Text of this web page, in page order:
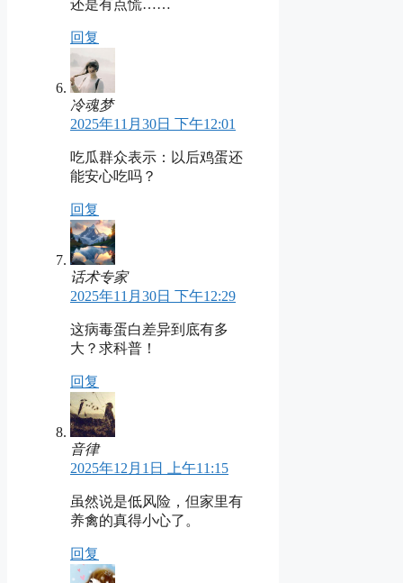
还是有点慌……
回复
冷魂梦
2025年11月30日 下午12:01
吃瓜群众表示：以后鸡蛋还
能安心吃吗？
回复
话术专家
2025年11月30日 下午12:29
这病毒蛋白差异到底有多
大？求科普！
回复
音律
2025年12月1日 上午11:15
虽然说是低风险，但家里有
养禽的真得小心了。
回复